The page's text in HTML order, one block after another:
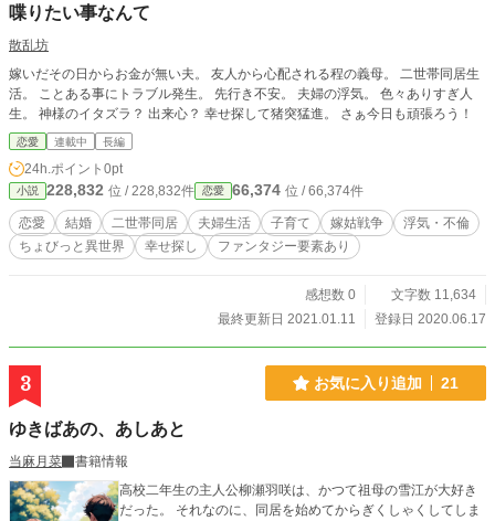
喋りたい事なんて
散乱坊
嫁いだその日からお金が無い夫。 友人から心配される程の義母。 二世帯同居生
活。 ことある事にトラブル発生。 先行き不安。 夫婦の浮気。 色々ありすぎ人
生。 神様のイタズラ？ 出来心？ 幸せ探して猪突猛進。 さぁ今日も頑張ろう！
恋愛 連載中 長編
24h.ポイント 0pt
小説 228,832 位 / 228,832件 恋愛 66,374 位 / 66,374件
恋愛 結婚 二世帯同居 夫婦生活 子育て 嫁姑戦争
浮気・不倫
ちょびっと異世界
幸せ探し ファンタジー要素あり
感想数 0
文字数 11,634
最終更新日 2021.01.11
登録日 2020.06.17
3 お気に入り追加 21
ゆきばあの、あしあと
当麻月菜
書籍情報
高校二年生の主人公柳瀬羽咲は、かつて祖母の雪江が大好き
だった。 それなのに、同居を始めてからぎくしゃくしてしま